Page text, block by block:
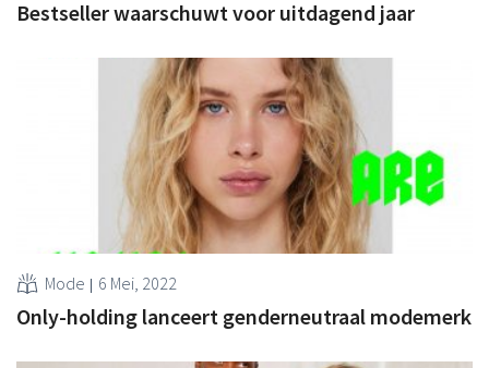
Bestseller waarschuwt voor uitdagend jaar
Mode 6 Mei, 2022
Only-holding lanceert genderneutraal modemerk